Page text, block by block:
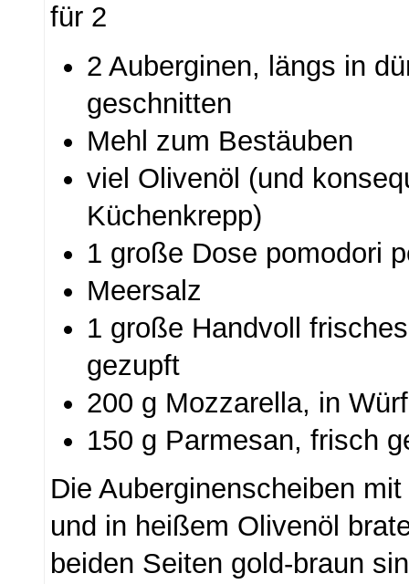
für 2
2 Auberginen, längs in
geschnitten
Mehl zum Bestäuben
viel Olivenöl (und
Küchenkrepp)
1 große Dose pomodori
Meersalz
1 große Handvoll
gezupft
200 g Mozzarella, in
150 g Parmesan, frisch
Die Auberginenscheiben
und in heißem Olivenöl
beiden Seiten gold-braun